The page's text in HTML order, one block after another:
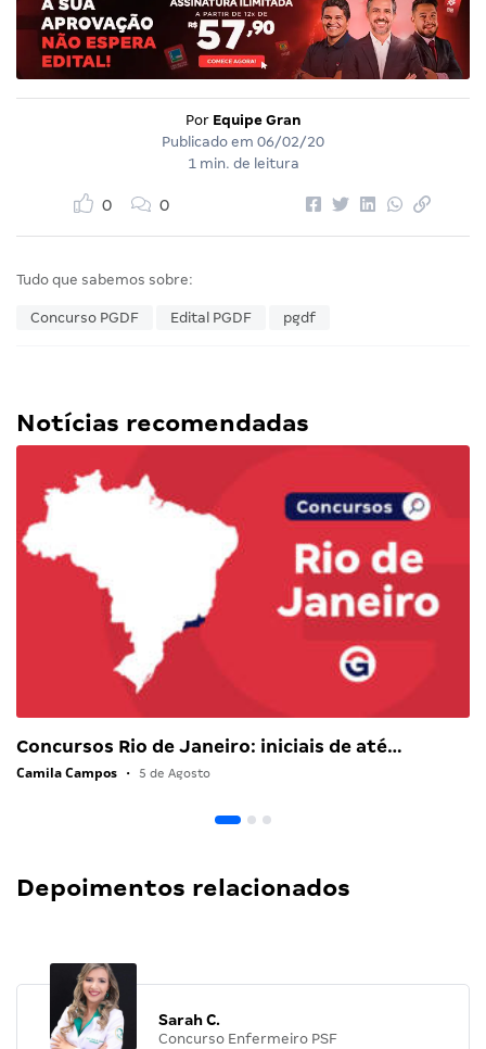
Por Equipe Gran
Publicado em 06/02/20
1 min. de leitura
0 0
Tudo que sabemos sobre:
Concurso PGDF Edital PGDF pgdf
Notícias recomendadas
Concursos Rio de Janeiro: iniciais de até…
Camila Campos • 5 de Agosto
Depoimentos relacionados
Sarah C.
Concurso Enfermeiro PSF